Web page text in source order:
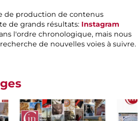
de production de contenus
de grands résultats: Instagram
l'ordre chronologique, mais nous
de nouvelles voies à suivre.